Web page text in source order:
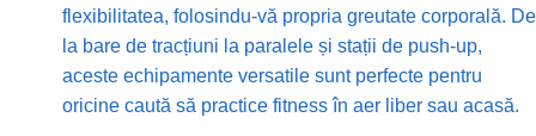
flexibilitatea, folosindu-vă propria greutate corporală. De
la bare de tracțiuni la paralele și stații de push-up,
aceste echipamente versatile sunt perfecte pentru
oricine caută să practice fitness în aer liber sau acasă.